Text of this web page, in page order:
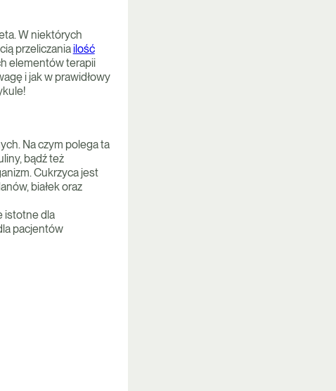
W niektórych
przeliczaniailość
elementów terapii
i jak w prawidłowy
Na czym polega ta
bądź też
Cukrzyca jest
białek oraz
istotne dla
pacjentów